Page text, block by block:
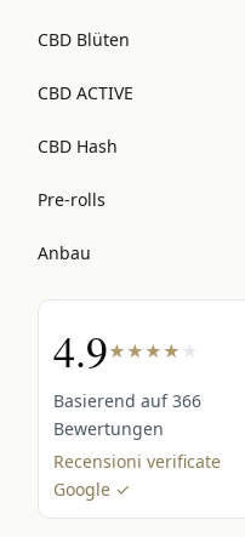
CBD Blüten
CBD ACTIVE
CBD Hash
Pre-rolls
Anbau
4.9★★★★ ★
Basierend auf 366
Bewertungen
Recensioni verificate
Google ✓